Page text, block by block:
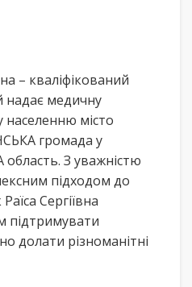
– кваліфікований
надає медичну
місто
громада у
З уважністю
підходом до
Сергіївна
підтримувати
долати різноманітні